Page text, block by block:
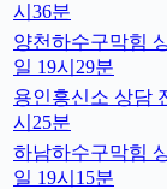
시36분
양천하수구막힘
일 19시29분
용인흥신소 상담
시25분
하남하수구막힘
일 19시15분